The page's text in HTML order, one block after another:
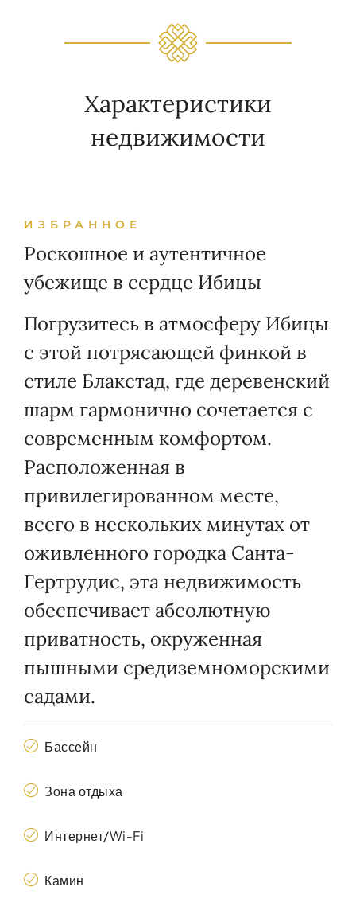
Характеристики
недвижимости
ИЗБРАННОЕ
Роскошное и аутентичное
убежище в сердце Ибицы
Погрузитесь в атмосферу Ибицы
с этой потрясающей финкой в
стиле Блакстад, где деревенский
шарм гармонично сочетается с
современным комфортом.
Расположенная в
привилегированном месте,
всего в нескольких минутах от
оживленного городка Санта-
Гертрудис, эта недвижимость
обеспечивает абсолютную
приватность, окруженная
пышными средиземноморскими
садами.
Бассейн
Зона отдыха
Интернет/Wi-Fi
Камин